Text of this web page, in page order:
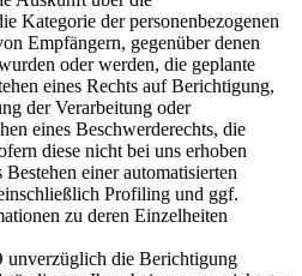
Kategorie der personenbezogenen
Empfängern, gegenüber denen
oder werden, die geplante
eines Rechts auf Berichtigung,
der Verarbeitung oder
eines Beschwerderechts, die
diese nicht bei uns erhoben
einer automatisierten
Profiling und ggf.
zu deren Einzelheiten
unverzüglich die Berichtigung